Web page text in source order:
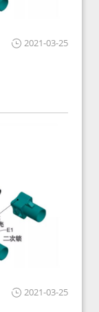
2021-03-25
2021-03-25